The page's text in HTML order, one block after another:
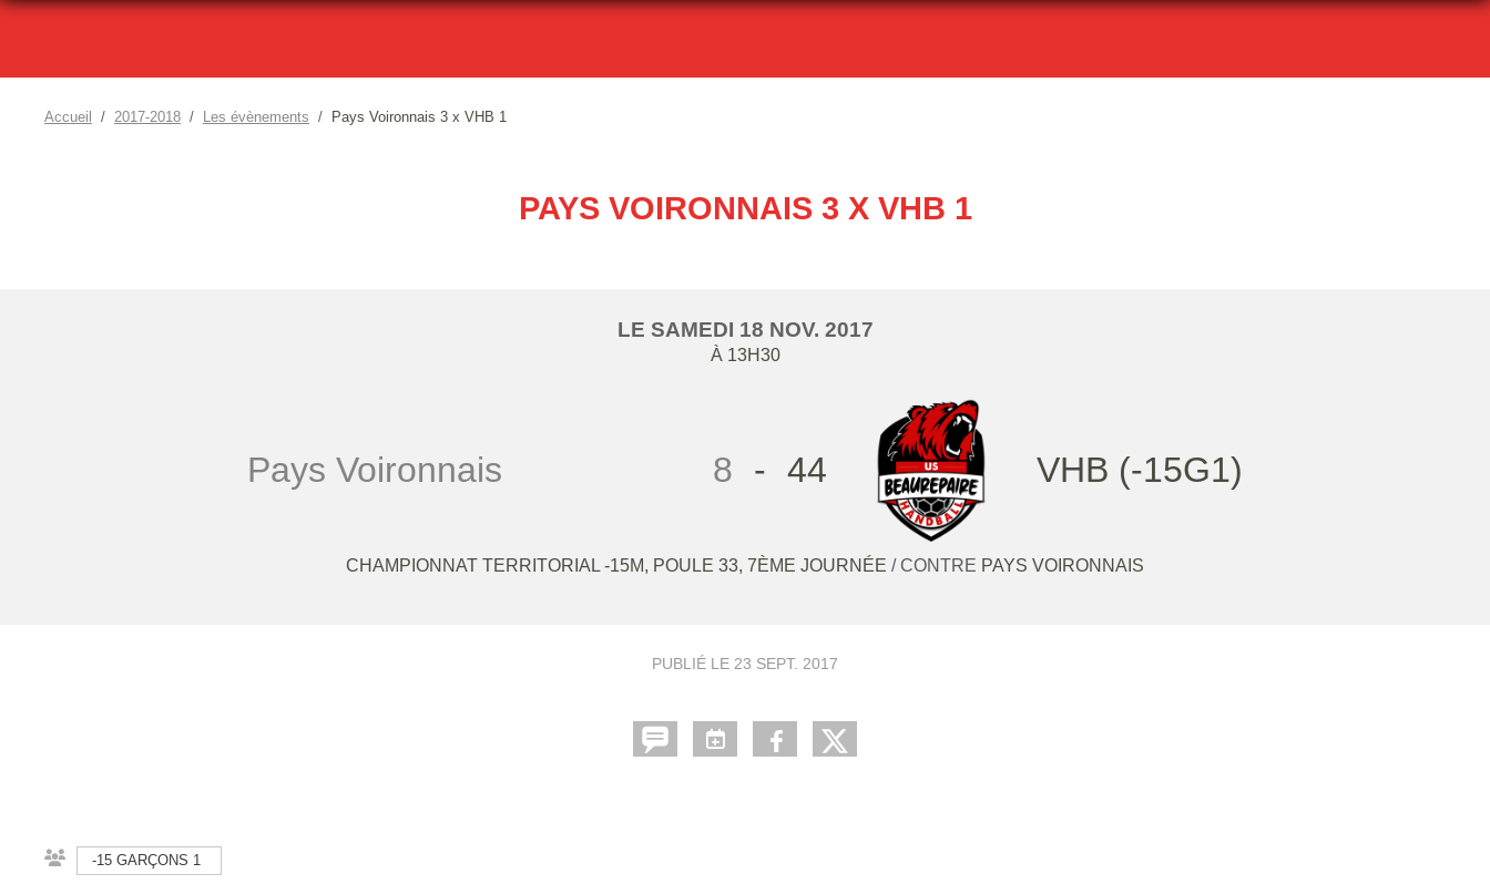
Accueil 2017-2018 Les évènements Pays Voironnais 3 x VHB 1
PAYS VOIRONNAIS 3 X VHB 1
LE SAMEDI 18 NOV. 2017
À 13H30
Pays Voironnais 8 - 44 VHB (-15G1)
CHAMPIONNAT TERRITORIAL -15M, POULE 33, 7ÈME JOURNÉE / CONTRE PAYS VOIRONNAIS
PUBLIÉ LE 23 SEPT. 2017
-15 GARÇONS 1